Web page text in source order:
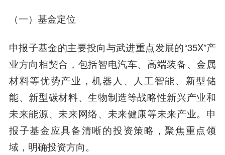
（一）基金定位
申报子基金的主要投向与武进重点发展的“35X”产
业方向相契合，包括智电汽车、高端装备、金属
材料等优势产业，机器人、人工智能、新型储
能、新型碳材料、生物制造等战略性新兴产业和
未来能源、未来网络、未来健康等未来产业。申
报子基金应具备清晰的投资策略，聚焦重点领
域，明确投资方向。